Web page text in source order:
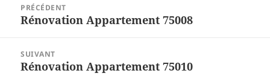
l’article
PRÉCÉDENT
Article
Rénovation Appartement 75008
SUIVANT
Article
Rénovation Appartement 75010